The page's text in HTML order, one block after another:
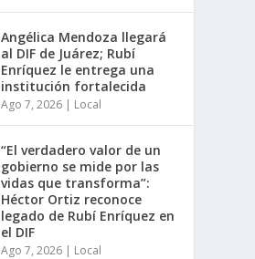
Angélica Mendoza llegará
al DIF de Juárez; Rubí
Enríquez le entrega una
institución fortalecida
Ago 7, 2026 | Local
“El verdadero valor de un
gobierno se mide por las
vidas que transforma”:
Héctor Ortiz reconoce
legado de Rubí Enríquez en
el DIF
Ago 7, 2026 | Local